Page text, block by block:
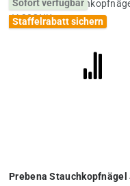
Sofort verfügbar
Staffelrabatt sichern
Prebena Stauchkopfnägel